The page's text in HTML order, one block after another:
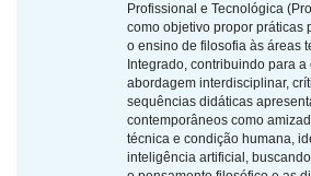
Profissional e Tecnológica
como objetivo propor práticas
o ensino de filosofia às áreas
Integrado, contribuindo para
abordagem interdisciplinar,
sequências didáticas
contemporâneos como
técnica e condição humana,
inteligência artificial,